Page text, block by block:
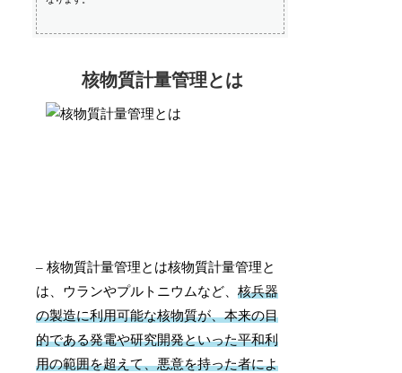
核物質計量管理とは
– 核物質計量管理とは核物質計量管理と
は、ウランやプルトニウムなど、核兵器
の製造に利用可能な核物質が、本来の目
的である発電や研究開発といった平和利
用の範囲を超えて、悪意を持った者によ